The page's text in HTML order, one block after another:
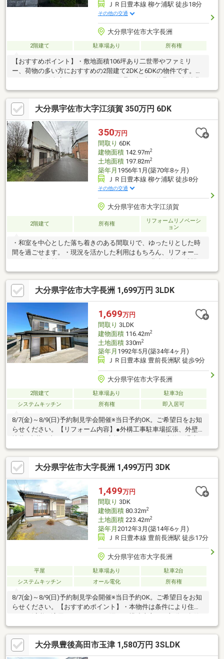
ＪＲ日豊本線 柳ケ浦駅 徒歩18分
その他の交通
大分県宇佐市大字長洲
2階建て 駐車場あり 所有権
【おすすめポイント】・敷地面積106坪あり二世帯やファミリ
ー、荷物の多い方におすすめの2階建て2DKと6DKの物件です。・
富です。・南側にあるバルコニーは前面棟無で日当たり良好で
す。・長洲小学校まで650ｍ（徒歩9分）徒歩圏内で安心です。・
イオンタウン豊後高田まで6300ｍ（車13分）お買い物に便利で
す。
大分県宇佐市大字江須賀 350万円 6DK
350万円
間取り 6DK
建物面積142.97m2
土地面積197.82m2
築年月 1956年1月(築70年8ヶ月)
ＪＲ日豊本線 柳ケ浦駅 徒歩8分
その他の交通
大分県宇佐市大字江須賀
2階建て 所有権
リフォームリノベーシ
ョン
・和室を中心とした落ち着きのある間取りで、ゆったりとした時
間を過ごせます。・現況を活かした利用はもちろん、リフォーム
による再生素材としてもおすすめです。・JR日豊本線 柳ヶ浦駅ま
で550ｍ（徒歩7分）通勤通学に便利です。
大分県宇佐市大字長洲 1,699万円 3LDK
1,699万円
間取り 3LDK
建物面積116.42m2
土地面積330m2
築年月 1992年5月(築34年4ヶ月)
ＪＲ日豊本線 豊前長洲駅 徒歩9分
大分県宇佐市大字長洲
2階建て 駐車場あり
駐車3台
システムキッチン
所有権 即入居可
8/7(金)～8/9(日)予約制見学会開催※当日予約OK。ご希望日をお知
らせください。【リフォーム内容】●外構工事駐車場拡張、外壁
洗浄便座トイレ交換、洗面化粧台交換、玄関扉交換、フローリン
グ上張り、クロス張替え、インターホン設置、火災警報器設置、
照明LED交換【おすすめポイント】・雨漏り、構造上主要な部分
の欠陥や・腐食、給排水管の故障や漏水についてお引渡しより２
年間保証・シロアリ防除工事施工後5年間保証・新品の照明器具設
置済みなので入居後にすぐに生活が始められます・返済額や融資
可能額など、お客様のご希望に
大分県宇佐市大字長洲 1,499万円 3DK
1,499万円
間取り 3DK
建物面積80.32m2
土地面積223.42m2
築年月 2012年3月(築14年6ヶ月)
ＪＲ日豊本線 豊前長洲駅 徒歩17分
大分県宇佐市大字長洲
平屋 駐車場あり
駐車2台
システムキッチン
オール電化 所有権
8/7(金)～8/9(日)予約制見学会開催※当日予約OK。ご希望日をお知
らせください。【おすすめポイント】・本物件は条件により住宅
ローン減税が適用されます。・雨漏り、構造上主要な部分の欠陥
や・腐食、給排水管の故障や漏水についてお引渡しより２年間保
証・シロアリ防除工事施工後5年間保証・お客様に合わせたローン
の組み方や金融機関をご提案。住宅ローンが初めての方でもお気
軽にご相談ください【周辺施設】・マルショク長洲店様850ｍ
大分県豊後高田市玉津 1,580万円 3SLDK